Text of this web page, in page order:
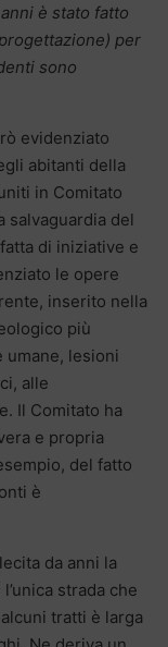
è stato fatto
per
sono
evidenziato
abitanti della
in Comitato
salvaguardia del
di iniziative e
le opere
inserito nella
più
umane, lesioni
alle
Il Comitato ha
e propria
del fatto
è
da anni la
strada che
tratti è larga